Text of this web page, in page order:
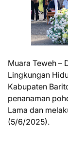
Muara Teweh –
Lingkungan
Kabupaten
penanaman
Lama dan
(5/6/2025).